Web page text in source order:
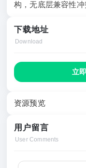
构，无底层兼容性冲
下载地址
Download
立
资源预览
用户留言
User Comments